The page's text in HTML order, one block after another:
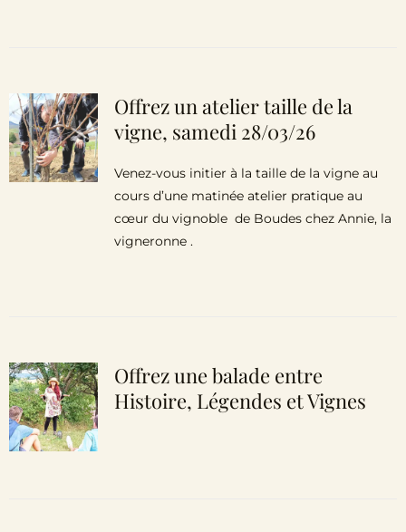
Offrez un atelier taille de la
vigne, samedi 28/03/26
Venez-vous initier à la taille de la vigne au
cours d’une matinée atelier pratique au
cœur du vignoble de Boudes chez Annie, la
vigneronne .
Offrez une balade entre
Histoire, Légendes et Vignes